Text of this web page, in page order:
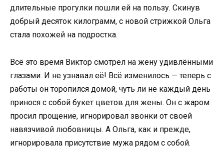
длительные прогулки пошли ей на пользу. Скинув
добрый десяток килограмм, с новой стрижкой Ольга
стала похожей на подростка.
Всё это время Виктор смотрел на жену удивлёнными
глазами. И не узнавал её! Всё изменилось — теперь с
работы он торопился домой, чуть ли не каждый день
принося с собой букет цветов для жены. Он с жаром
просил прощение, игнорировал звонки от своей
навязчивой любовницы. А Ольга, как и прежде,
игнорировала присутствие мужа рядом с собой.